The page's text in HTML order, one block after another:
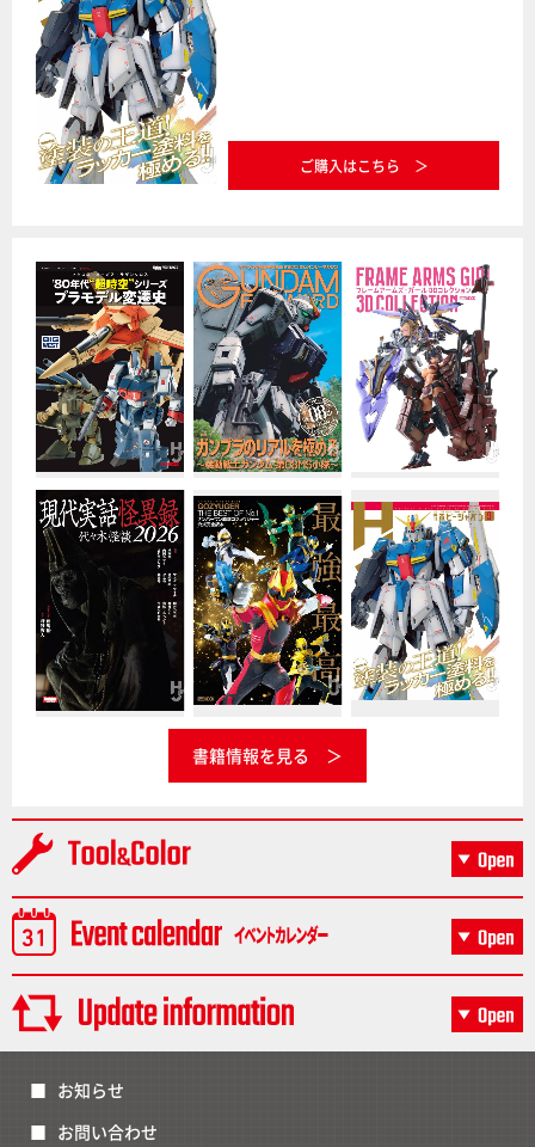
ご購入はこちら
書籍情報を見る
お知らせ
お問い合わせ